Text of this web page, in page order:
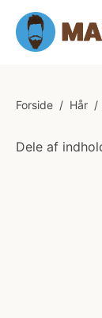
Forside / Hår /
Dele af